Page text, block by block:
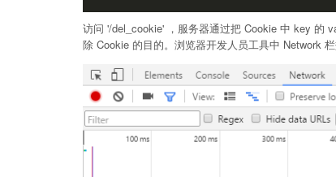
访问 '/del_cookie' ，服务器通过把 Cookie 中 key 的
除 Cookie 的目的。浏览器开发人员工具中 Network 栏